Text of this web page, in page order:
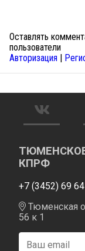
Оставлять
пользователи
Авторизация |
КПРФ
+7 (3452) 69
Тюменская
56 к 1